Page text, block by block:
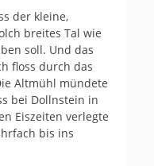
der kleine,
breites Tal wie
soll. Und das
floss durch das
Altmühl mündete
bei Dollnstein in
Eiszeiten verlegte
bis ins